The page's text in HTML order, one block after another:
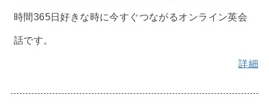
時間365日好きな時に今すぐつながるオンライン英会
話です。
詳細